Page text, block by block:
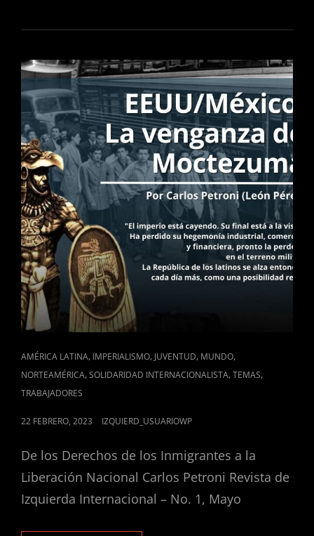
SER
CAT
LINKS
AMÉRICA LATINA, IMPERIALISMO, JUVENTUD, MUNDO,
NORTEAMÉRICA,SOLIDARIDAD INTERNACIONALISTA,TEMAS,
TRABAJADORES
POSTED
22 FEBRERO, 2023 IZQUIERD_USUARIOWP
De los Derechos de los Inmigrantes a la
Liberación Nacional Carlos Petroni Revista de
Izquierda Internacional – No. 1, Mayo